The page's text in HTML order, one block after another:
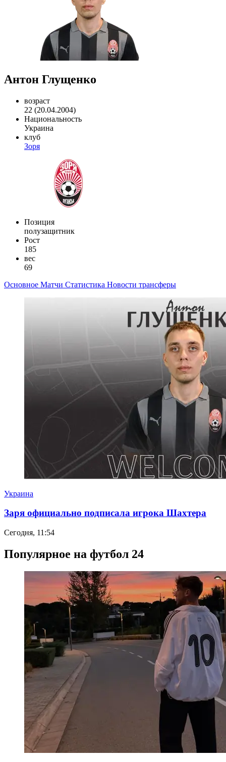
Антон Глущенко
возраст
22 (20.04.2004)
Национальность
Украина
клуб
Зоря
Позиция
полузащитник
Рост
185
вес
69
Основное Матчи Статистика Новости трансферы
Украина
Заря официально подписала игрока Шахтера
Сегодня, 11:54
Популярное на футбол 24